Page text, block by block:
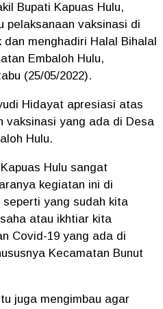
Bupati Kapuas Hulu,
pelaksanaan vaksinasi di
dan menghadiri Halal Bihalal
Embaloh Hulu,
(25/05/2022).
Hidayat apresiasi atas
vaksinasi yang ada di Desa
Hulu.
Hulu sangat
kegiatan ini di
seperti yang sudah kita
atau ikhtiar kita
Covid-19 yang ada di
Kecamatan Bunut
juga mengimbau agar